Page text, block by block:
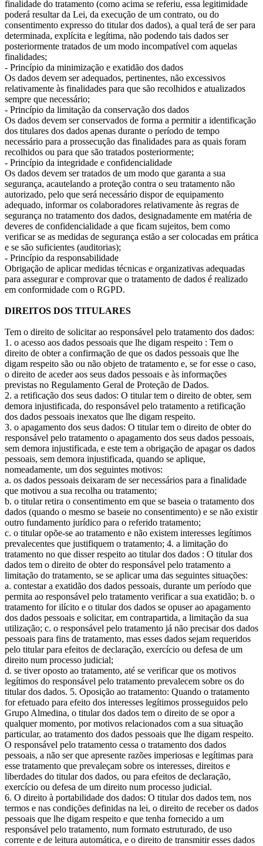
finalidade do tratamento (como acima se referiu, essa legitimidade
poderá resultar da Lei, da execução de um contrato, ou do
consentimento expresso do titular dos dados), a qual terá de ser para
determinada, explícita e legítima, não podendo tais dados ser
posteriormente tratados de um modo incompatível com aquelas
finalidades;
- Princípio da minimização e exatidão dos dados
Os dados devem ser adequados, pertinentes, não excessivos
relativamente às finalidades para que são recolhidos e atualizados
sempre que necessário;
- Princípio da limitação da conservação dos dados
Os dados devem ser conservados de forma a permitir a identificação
dos titulares dos dados apenas durante o período de tempo
necessário para a prossecução das finalidades para as quais foram
recolhidos ou para que são tratados posteriormente;
- Princípio da integridade e confidencialidade
Os dados devem ser tratados de um modo que garanta a sua
segurança, acautelando a proteção contra o seu tratamento não
autorizado, pelo que será necessário dispor de equipamento
adequado, informar os colaboradores relativamente às regras de
segurança no tratamento dos dados, designadamente em matéria de
deveres de confidencialidade a que ficam sujeitos, bem como
verificar se as medidas de segurança estão a ser colocadas em prática
e se são suficientes (auditorias);
- Princípio da responsabilidade
Obrigação de aplicar medidas técnicas e organizativas adequadas
para assegurar e comprovar que o tratamento de dados é realizado
em conformidade com o RGPD.
DIREITOS DOS TITULARES
Tem o direito de solicitar ao responsável pelo tratamento dos dados:
1. o acesso aos dados pessoais que lhe digam respeito : Tem o
direito de obter a confirmação de que os dados pessoais que lhe
digam respeito são ou não objeto de tratamento e, se for esse o caso,
o direito de aceder aos seus dados pessoais e às informações
previstas no Regulamento Geral de Proteção de Dados.
2. a retificação dos seus dados: O titular tem o direito de obter, sem
demora injustificada, do responsável pelo tratamento a retificação
dos dados pessoais inexatos que lhe digam respeito.
3. o apagamento dos seus dados: O titular tem o direito de obter do
responsável pelo tratamento o apagamento dos seus dados pessoais,
sem demora injustificada, e este tem a obrigação de apagar os dados
pessoais, sem demora injustificada, quando se aplique,
nomeadamente, um dos seguintes motivos:
a. os dados pessoais deixaram de ser necessários para a finalidade
que motivou a sua recolha ou tratamento;
b. o titular retira o consentimento em que se baseia o tratamento dos
dados (quando o mesmo se baseie no consentimento) e se não existir
outro fundamento jurídico para o referido tratamento;
c. o titular opõe-se ao tratamento e não existem interesses legítimos
prevalecentes que justifiquem o tratamento; 4. a limitação do
tratamento no que disser respeito ao titular dos dados : O titular dos
dados tem o direito de obter do responsável pelo tratamento a
limitação do tratamento, se se aplicar uma das seguintes situações:
a. contestar a exatidão dos dados pessoais, durante um período que
permita ao responsável pelo tratamento verificar a sua exatidão; b. o
tratamento for ilícito e o titular dos dados se opuser ao apagamento
dos dados pessoais e solicitar, em contrapartida, a limitação da sua
utilização; c. o responsável pelo tratamento já não precisar dos dados
pessoais para fins de tratamento, mas esses dados sejam requeridos
pelo titular para efeitos de declaração, exercício ou defesa de um
direito num processo judicial;
d. se tiver oposto ao tratamento, até se verificar que os motivos
legítimos do responsável pelo tratamento prevalecem sobre os do
titular dos dados. 5. Oposição ao tratamento: Quando o tratamento
for efetuado para efeito dos interesses legítimos prosseguidos pelo
Grupo Almedina, o titular dos dados tem o direito de se opor a
qualquer momento, por motivos relacionados com a sua situação
particular, ao tratamento dos dados pessoais que lhe digam respeito.
O responsável pelo tratamento cessa o tratamento dos dados
pessoais, a não ser que apresente razões imperiosas e legítimas para
esse tratamento que prevaleçam sobre os interesses, direitos e
liberdades do titular dos dados, ou para efeitos de declaração,
exercício ou defesa de um direito num processo judicial.
6. O direito à portabilidade dos dados: O titular dos dados tem, nos
termos e nas condições definidas na lei, o direito de receber os dados
pessoais que lhe digam respeito e que tenha fornecido a um
responsável pelo tratamento, num formato estruturado, de uso
corrente e de leitura automática, e o direito de transmitir esses dados